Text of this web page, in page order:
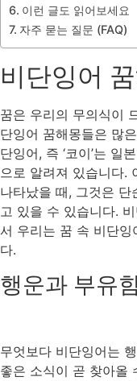
이런 글도 읽어보세요
자주 묻는 질문 (FAQ)
비단잉어
꿈은 우리의 무의식이
단잉어 꿈해몽들은 많
단잉어, 즉 ‘코이’는 일
으로 알려져 있습니다.
나타났을 때, 그것은
고 있을 수 있습니다.
서 우리는 꿈 속 비단잉
다.
행운과 부유
무엇보다 비단잉어는
좋은 소식이 곧 찾아올